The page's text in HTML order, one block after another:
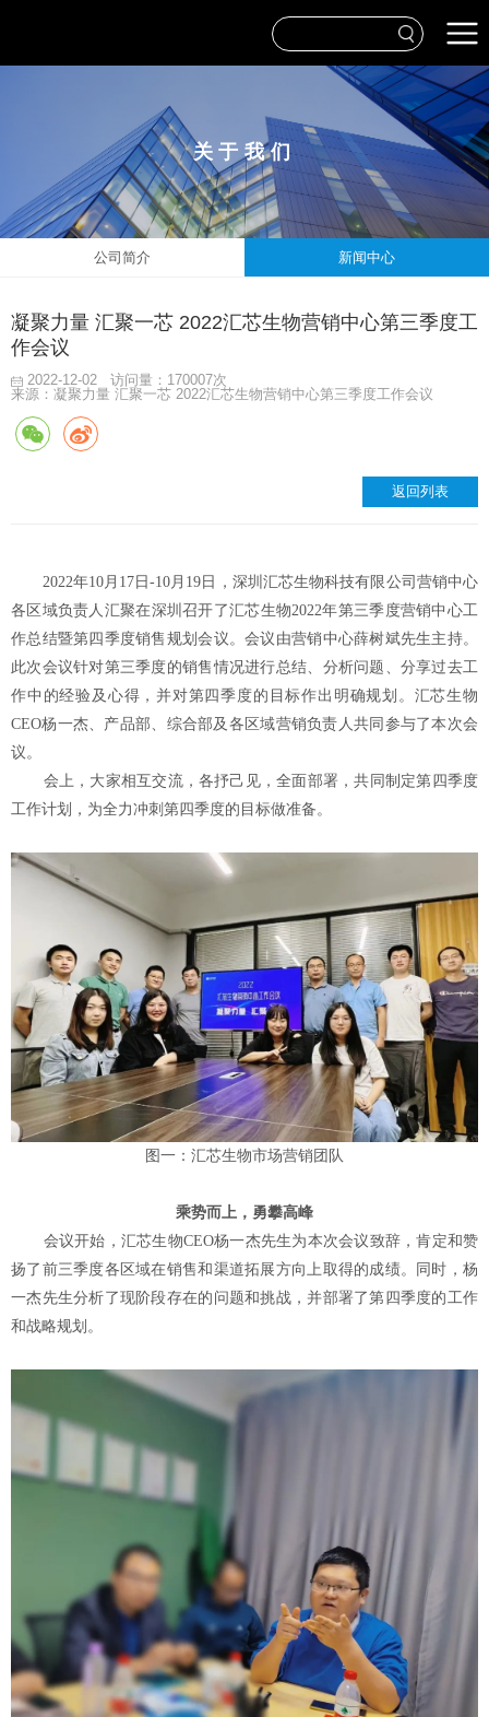
关于我们
公司简介 新闻中心
凝聚力量 汇聚一芯 2022汇芯生物营销中心第三季度工
作会议
2022-12-02
访问量：170007次
来源：凝聚力量 汇聚一芯 2022汇芯生物营销中心第三季度工作会议
返回列表
2022年10月17日-10月19日，深圳汇芯生物科技有限公司营销中心
各区域负责人汇聚在深圳召开了汇芯生物2022年第三季度营销中心工
作总结暨第四季度销售规划会议。会议由营销中心薛树斌先生主持。
此次会议针对第三季度的销售情况进行总结、分析问题、分享过去工
作中的经验及心得，并对第四季度的目标作出明确规划。汇芯生物
CEO杨一杰、产品部、综合部及各区域营销负责人共同参与了本次会
议。
会上，大家相互交流，各抒己见，全面部署，共同制定第四季度
工作计划，为全力冲刺第四季度的目标做准备。
图一：汇芯生物市场营销团队
乘势而上，勇攀高峰
会议开始，汇芯生物CEO杨一杰先生为本次会议致辞，肯定和赞
扬了前三季度各区域在销售和渠道拓展方向上取得的成绩。同时，杨
一杰先生分析了现阶段存在的问题和挑战，并部署了第四季度的工作
和战略规划。